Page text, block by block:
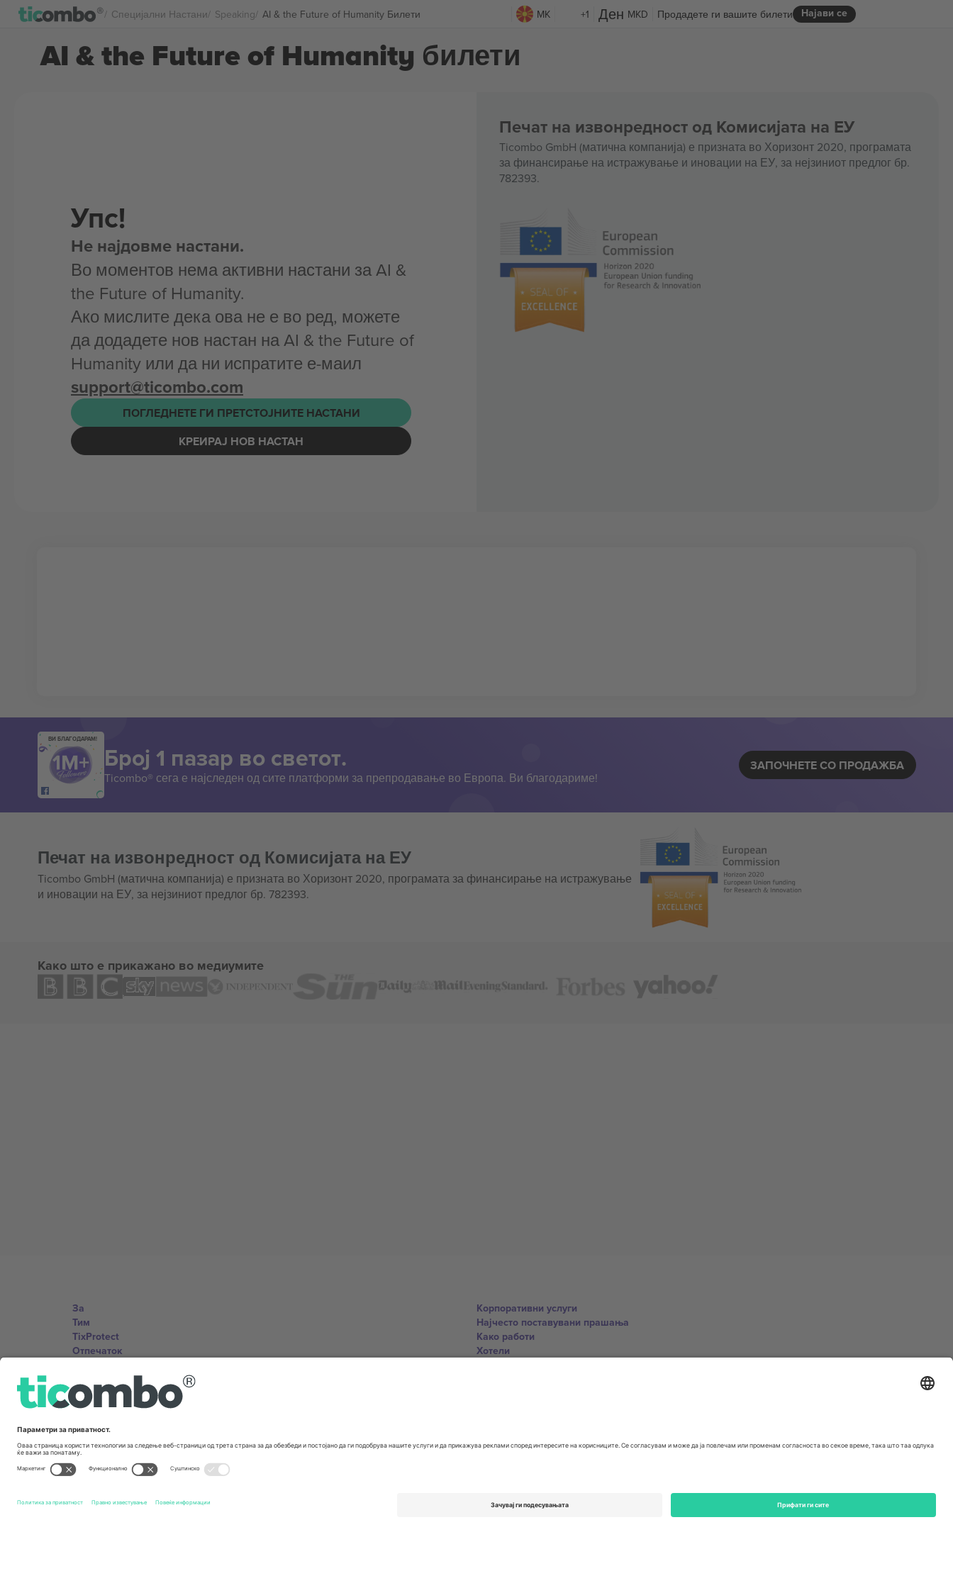
Специјални Настани Speaking AI & the Future of Humanity Билети MK +1 MKD Најави се
Продадете ги вашите билети
AI & the Future of Humanity билети
Упс!
Не најдовме настани.
Во моментов нема активни настани за AI &
the Future of Humanity.
Ако мислите дека ова не е во ред, можете
да додадете нов настан на AI & the Future of
Humanity или да ни испратите е-маил
support@ticombo.com
ПОГЛЕДНЕТЕ ГИ ПРЕТСТОЈНИТЕ НАСТАНИ
КРЕИРАЈ НОВ НАСТАН
Печат на извонредност од Комисијата на ЕУ
Ticombo GmbH (матична компанија) е призната во Хоризонт 2020, програмата
за финансирање на истражување и иновации на ЕУ, за нејзиниот предлог бр.
782393.
ВИ БЛАГОДАРАМ!
Број 1 пазар во светот.
Ticombo® сега е најследен од сите платформи за препродавање во Европа. Ви благодариме!
ЗАПОЧНЕТЕ СО ПРОДАЖБА
Печат на извонредност од Комисијата на ЕУ
Ticombo GmbH (матична компанија) е призната во Хоризонт 2020, програмата за финансирање на истражување
и иновации на ЕУ, за нејзиниот предлог бр. 782393.
Како што е прикажано во медиумите
За
Тим
TixProtect
Отпечаток
Придружна програма
Корпоративни услуги
Најчесто поставувани прашања
Како работи
Хотели